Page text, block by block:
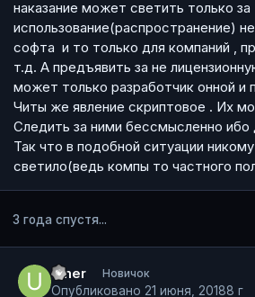
наказание может светить только за
использование(распространение)
софта и то только для компаний ,
т.д. А предъявить за не
может только разработчик онной и
Читы же явление скриптовое . Их
Следить за ними бессмысленно ибо
Так что в подобной ситуации
светило(ведь компы то частного
3 года спустя...
umer Новичок
Опубликовано 21 июня, 20188 г